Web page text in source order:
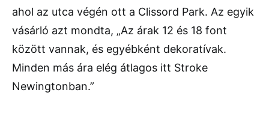
ahol az utca végén ott a Clissord Park. Az egyik
vásárló azt mondta, „Az árak 12 és 18 font
között vannak, és egyébként dekoratívak.
Minden más ára elég átlagos itt Stroke
Newingtonban.”